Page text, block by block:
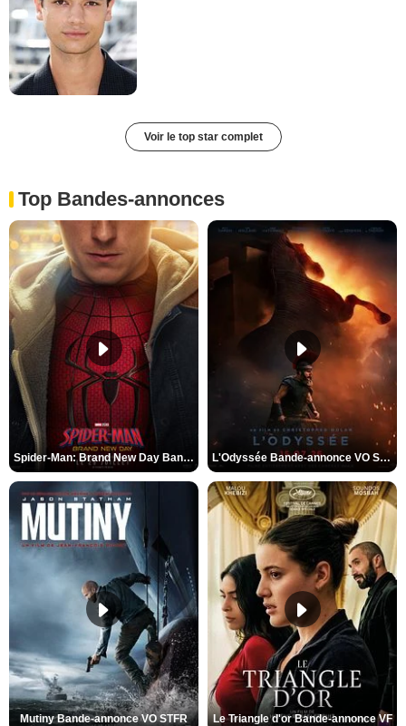
Voir le top star complet
Top Bandes-annonces
Spider-Man: Brand New Day Bande-annonce VO STFR L'Odyssée Bande-annonce VO STFR
Mutiny Bande-annonce VO STFR Le Triangle d'or Bande-annonce VF